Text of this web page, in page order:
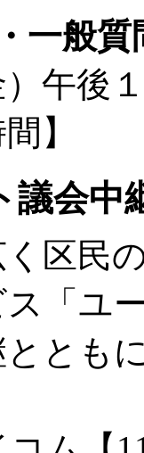
一般質
午後
】
議会中
区民
「ユ
とも